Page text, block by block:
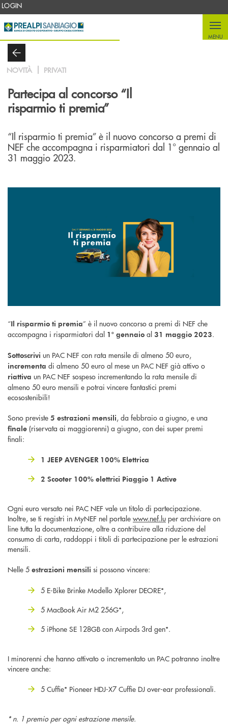
Salta al contenuto principale
LOGIN
MENU
NOVITÀ PRIVATI
Partecipa al concorso “Il
risparmio ti premia”
“Il risparmio ti premia” è il nuovo concorso a premi di
NEF che accompagna i risparmiatori dal 1° gennaio al
31 maggio 2023.
“Il risparmio ti premia” è il nuovo concorso a premi di NEF che
accompagna i risparmiatori dal 1° gennaio al 31 maggio 2023.
Sottoscrivi un PAC NEF con rata mensile di almeno 50 euro,
incrementa di almeno 50 euro al mese un PAC NEF già attivo o
riattiva un PAC NEF sospeso incrementando la rata mensile di
almeno 50 euro mensili e potrai vincere fantastici premi
ecosostenibili!
Sono previste 5 estrazioni mensili, da febbraio a giugno, e una
finale (riservata ai maggiorenni) a giugno, con dei super premi
finali:
1 JEEP AVENGER 100% Elettrica
2 Scooter 100% elettrici Piaggio 1 Active
Ogni euro versato nei PAC NEF vale un titolo di partecipazione.
Inoltre, se ti registri in MyNEF nel portale www.nef.lu per archiviare on
line tutta la documentazione, oltre a contribuire alla riduzione del
consumo di carta, raddoppi i titoli di partecipazione per le estrazioni
mensili.
Nelle 5 estrazioni mensili si possono vincere:
5 E-Bike Brinke Modello Xplorer DEORE*,
5 MacBook Air M2 256G*,
5 iPhone SE 128GB con Airpods 3rd gen*.
I minorenni che hanno attivato o incrementato un PAC potranno inoltre
vincere anche:
5 Cuffie* Pioneer HDJ-X7 Cuffie DJ over-ear professionali.
* n. 1 premio per ogni estrazione mensile.